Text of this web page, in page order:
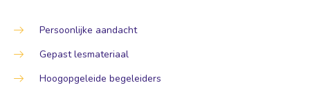
Persoonlijke aandacht
Gepast lesmateriaal
Hoogopgeleide begeleiders